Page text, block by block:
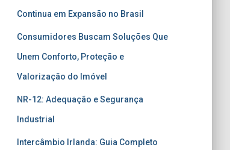
Continua em Expansão no Brasil
Consumidores Buscam Soluções Que
Unem Conforto, Proteção e
Valorização do Imóvel
NR-12: Adequação e Segurança
Industrial
Intercâmbio Irlanda: Guia Completo